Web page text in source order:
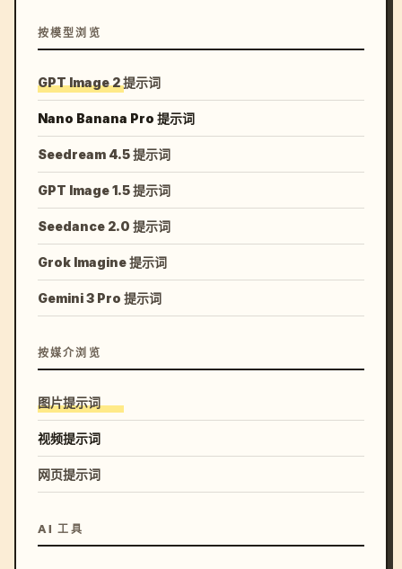
按模型浏览
GPT Image 2 提示词
Nano Banana Pro 提示词
Seedream 4.5 提示词
GPT Image 1.5 提示词
Seedance 2.0 提示词
Grok Imagine 提示词
Gemini 3 Pro 提示词
按媒介浏览
图片提示词
视频提示词
网页提示词
AI 工具